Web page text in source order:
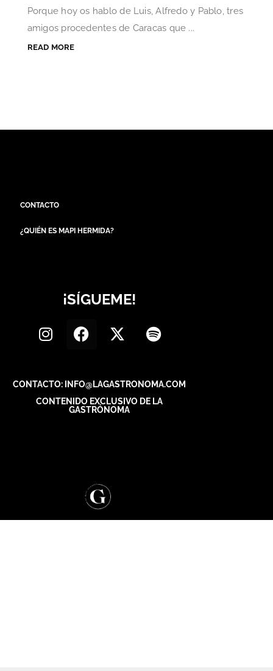
Porque hoy os hablo de Luis, Alfredo y Pablo, tres
amigos procedentes de Caracas que ...
READ MORE
CONTACTO
¿QUIÉN ES MAPI HERMIDA?
¡SÍGUEME!
CONTACTO: INFO@LAGASTRONOMA.COM
CONTENIDO EXCLUSIVO DE LA
GASTRÓNOMA